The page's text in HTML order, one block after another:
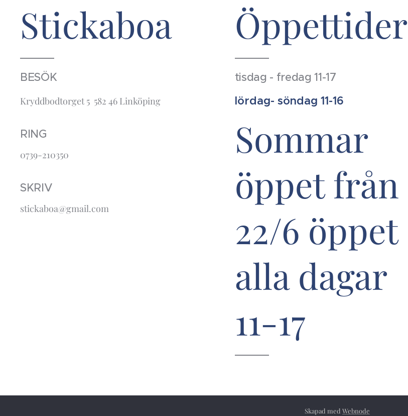
Stickaboa
BESÖK
Kryddbodtorget 5 582 46 Linköping
RING
0739-210350
SKRIV
stickaboa@gmail.com
Öppettider
tisdag - fredag 11-17
lördag- söndag 11-16
Sommar
öppet från
22/6 öppet
alla dagar
11-17
Skapad med Webnode